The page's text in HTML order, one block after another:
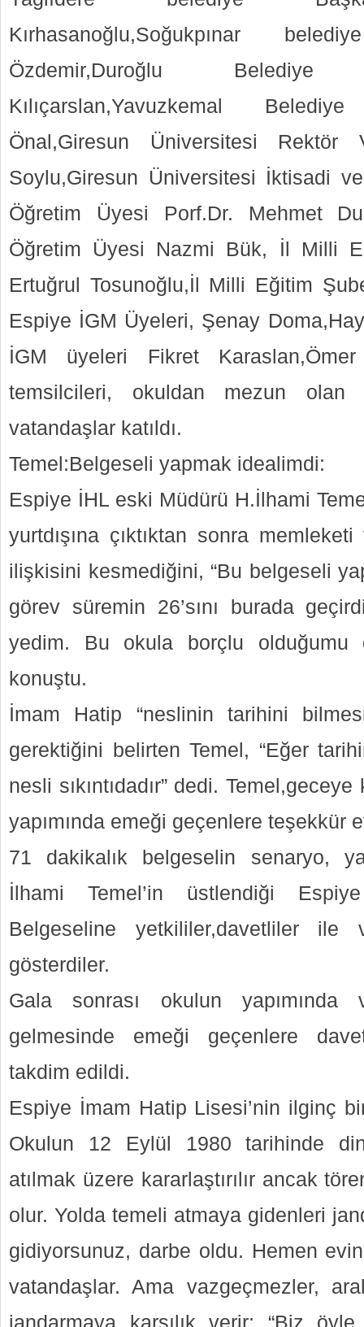
Kırhasanoğlu,Soğukpınar
Özdemir,Duroğlu
Kılıçarslan,Yavuzkemal
Önal,Giresun Üniversitesi Rektör
Soylu,Giresun Üniversitesi İktisadi
Öğretim Üyesi Porf.Dr. Mehmet
Öğretim Üyesi Nazmi Bük, İl Milli
Ertuğrul Tosunoğlu,İl Milli Eğitim
Espiye İGM Üyeleri, Şenay
İGM üyeleri Fikret
temsilcileri, okuldan mezun olan
vatandaşlar katıldı.
Temel:Belgeseli yapmak idealimdi:
Espiye İHL eski Müdürü H.İlhami
yurtdışına çıktıktan sonra
ilişkisini kesmediğini, “Bu belgeseli
görev süremin 26’sını burada
yedim. Bu okula borçlu olduğumu
konuştu.
İmam Hatip “neslinin tarihini
gerektiğini belirten Temel, “Eğer
nesli sıkıntıdadır” dedi.
yapımında emeği geçenlere teşekkür
71 dakikalık belgeselin senaryo,
İlhami Temel’in üstlendiği
Belgeseline yetkililer,davetliler ile
gösterdiler.
Gala sonrası okulun
gelmesinde emeği geçenlere
takdim edildi.
Espiye İmam Hatip Lisesi’nin ilginç
Okulun 12 Eylül 1980 tarihinde
atılmak üzere kararlaştırılır ancak
olur. Yolda temeli atmaya gidenleri
gidiyorsunuz, darbe oldu. Hemen
vatandaşlar. Ama vazgeçmezler,
jandarmaya karşılık verir: “Biz